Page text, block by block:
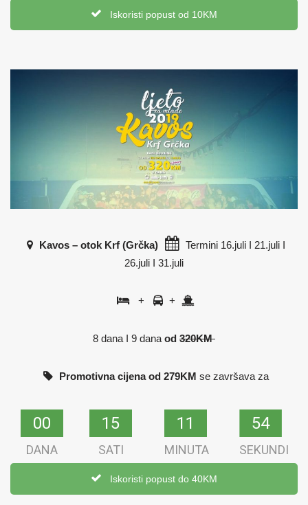
Iskoristi popust od 10KM
Kavos – otok Krf (Grčka)
Termini 16.juli I 21.juli I
26.juli I 31.juli
+ +
8 dana I 9 danaod 320KM
Promotivna cijena od 279KM se završava za
00
00
DANA
15
15
SATI
11
11
MINUTA
54
53
SEKUNDI
Iskoristi popust do 40KM